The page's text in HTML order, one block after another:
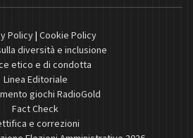
Policy| Cookie Policy
diversità e inclusione
etico e di condotta
Linea Editoriale
giochi RadioGold
Fact Check
e correzioni